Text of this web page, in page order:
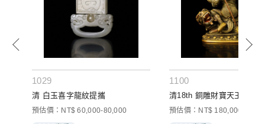
1029
清 白玉喜字龍紋提攜
預估價：NT$ 60,000-80,000
1100
清18th 銅雕財寶天王
預估價：NT$ 180,000-